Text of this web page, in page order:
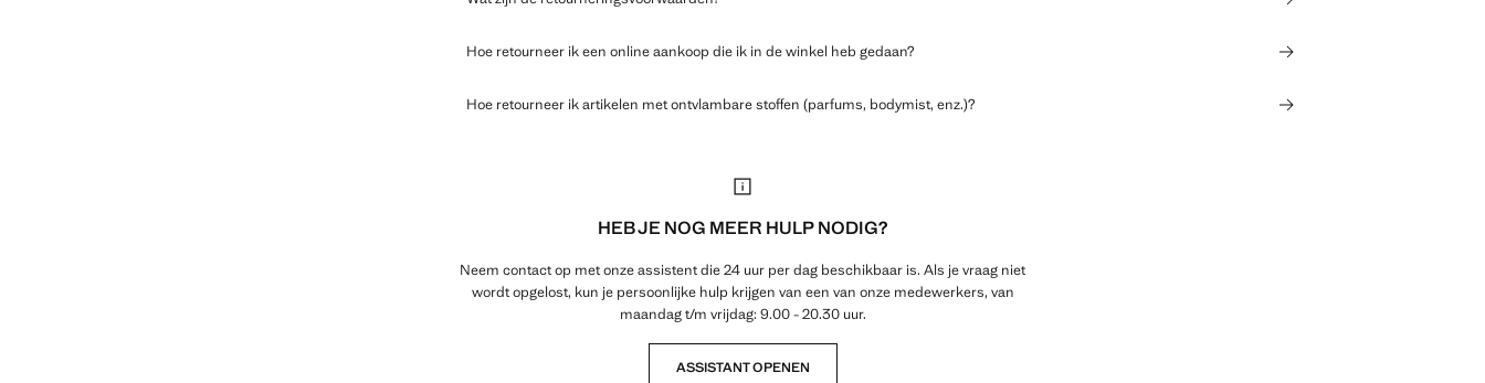
Hoe retourneer ik een online aankoop die ik in de winkel heb gedaan?
Hoe retourneer ik artikelen met ontvlambare stoffen (parfums, bodymist, enz.)?
HEB JE NOG MEER HULP NODIG?
Neem contact op met onze assistent die 24 uur per dag beschikbaar is. Als je vraag niet
wordt opgelost, kun je persoonlijke hulp krijgen van een van onze medewerkers, van
maandag t/m vrijdag: 9.00 - 20.30 uur.
ASSISTANT OPENEN